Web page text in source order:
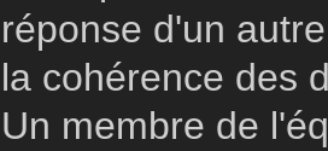
réponse d'un
la cohérence des
Un membre de